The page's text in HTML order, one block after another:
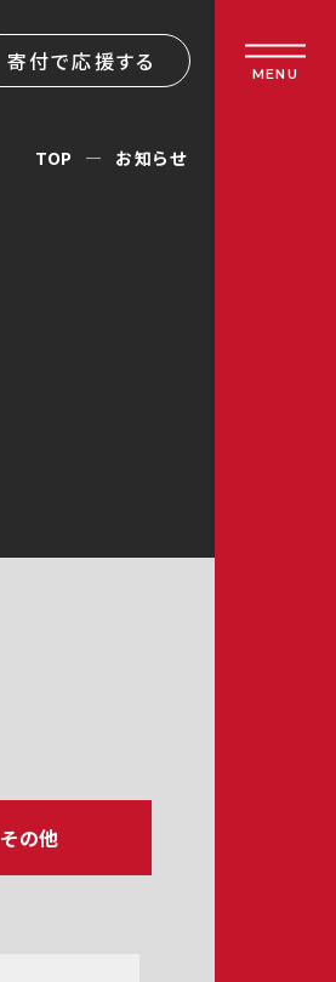
寄付で応援する MENU
TOP お知らせ
その他